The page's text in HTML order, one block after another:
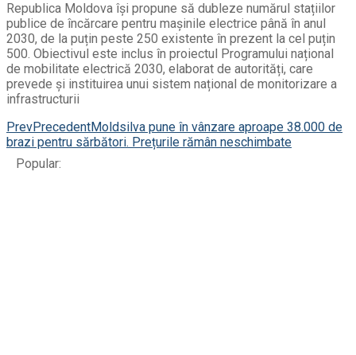
Republica Moldova își propune să dubleze numărul stațiilor
publice de încărcare pentru mașinile electrice până în anul
2030, de la puțin peste 250 existente în prezent la cel puțin
500. Obiectivul este inclus în proiectul Programului național
de mobilitate electrică 2030, elaborat de autorități, care
prevede și instituirea unui sistem național de monitorizare a
infrastructurii
PrevPrecedentMoldsilva pune în vânzare aproape 38.000 de
brazi pentru sărbători. Prețurile rămân neschimbate
Popular: